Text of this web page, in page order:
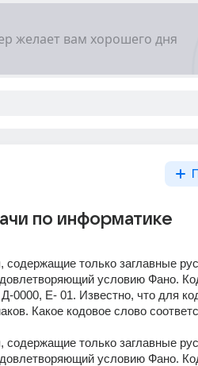
по информатике
только заглавные
условию Фано.
0000, Е- 01. Известно, что для
Какое кодовое слово
только заглавные
условию Фано.